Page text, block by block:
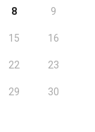
8 9
15 16
22 23
29 30